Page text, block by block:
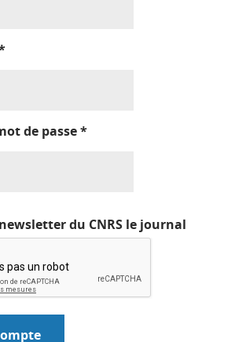
de passe*
du CNRS le journal